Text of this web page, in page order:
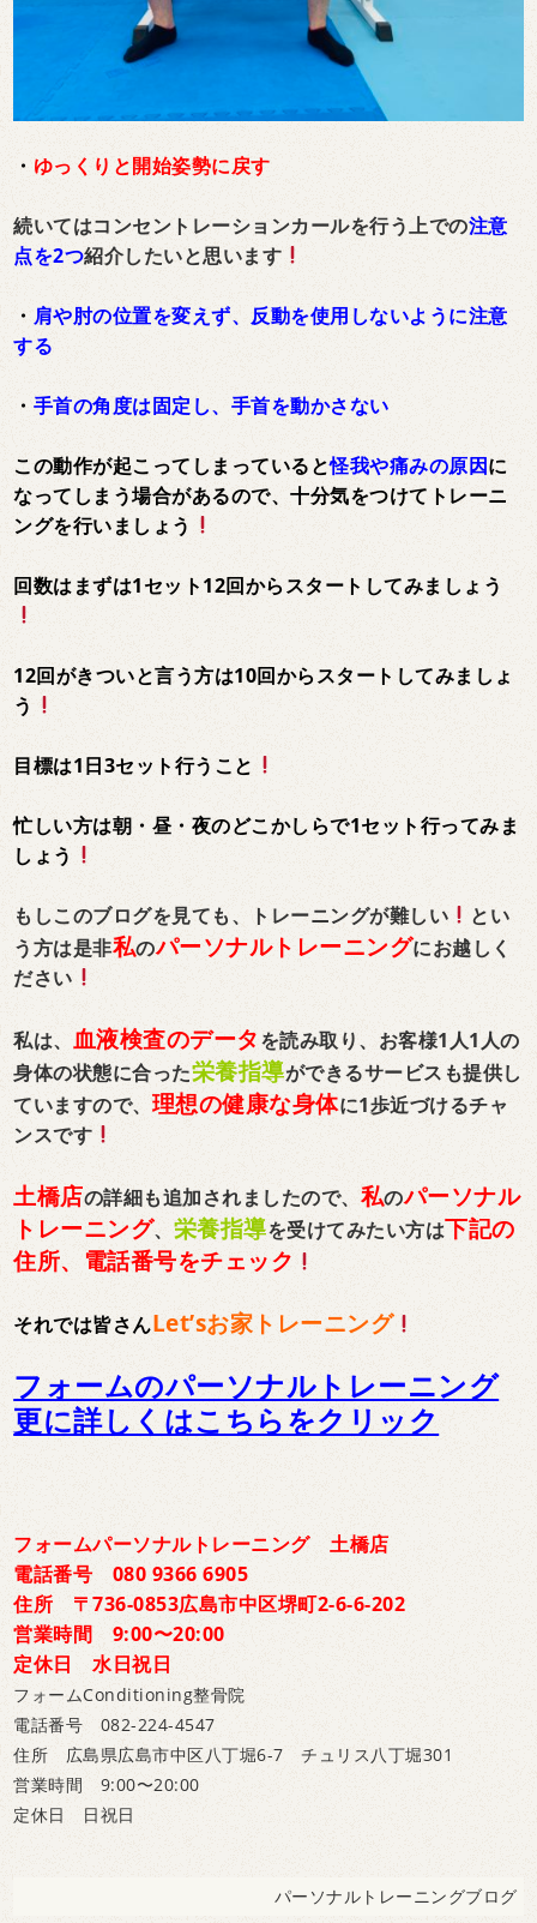
・ ゆっくりと開始姿勢に戻す
続いてはコンセントレーションカールを行う上での注意
点を2つ紹介したいと思います
・ 肩や肘の位置を変えず、反動を使用しないように注意
する
・ 手首の角度は固定し、手首を動かさない
この動作が起こってしまっていると怪我や痛みの原因に
なってしまう場合があるので、十分気をつけてトレーニ
ングを行いましょう
回数はまずは1セット12回からスタートしてみましょう
12回がきついと言う方は10回からスタートしてみましょ
う
目標は1日3セット行うこと
忙しい方は朝・昼・夜のどこかしらで1セット行ってみま
しょう
もしこのブログを見ても、トレーニングが難しい
とい
う方は是非私のパーソナルトレーニングにお越しく
ださい
私は、 血液検査のデータを読み取り、お客様1人1人の
身体の状態に合った栄養指導ができるサービスも提供し
ていますので、 理想の健康な身体に1歩近づけるチャ
ンスです
土橋店の詳細も追加されましたので、 私のパーソナル
トレーニング、 栄養指導を受けてみたい方は下記の
住所、電話番号をチェック
それでは皆さんLet’sお家トレーニング
フォームのパーソナルトレーニング
更に詳しくはこちらをクリック
フォームパーソナルトレーニング 土橋店
電話番号 080 9366 6905
住所 〒736-0853広島市中区堺町2-6-6-202
営業時間 9:00〜20:00
定休日 水日祝日
フォームConditioning整骨院
電話番号 082-224-4547
住所 広島県広島市中区八丁堀6-7 チュリス八丁堀301
営業時間 9:00〜20:00
定休日 日祝日
パーソナルトレーニングブログ